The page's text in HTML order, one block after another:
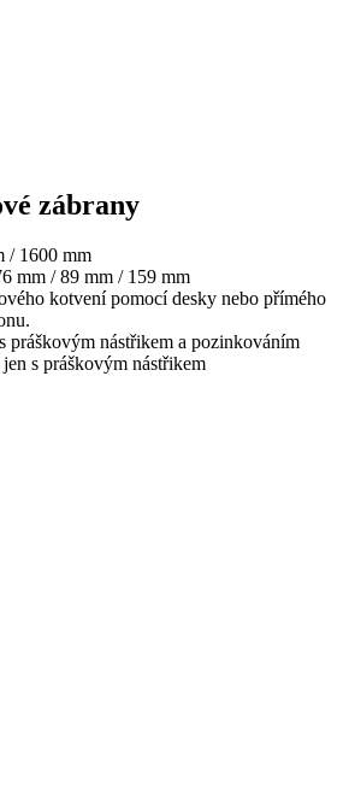
zábrany
/ 1600 mm
mm / 89 mm / 159 mm
kotvení pomocí desky nebo přímého
práškovým nástřikem a pozinkováním
s práškovým nástřikem